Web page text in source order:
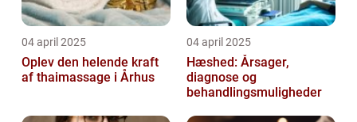
04 april 2025
Oplev den helende kraft
af thaimassage i Århus
04 april 2025
Hæshed: Årsager,
diagnose og
behandlingsmuligheder